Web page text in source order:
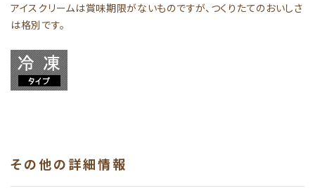
アイスクリームは賞味期限がないものですが、つくりたてのおいしさ
は格別です。
その他の詳細情報